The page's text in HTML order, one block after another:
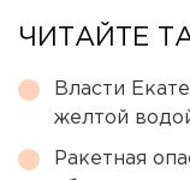
ЧИТАЙТЕ
Власти
желтой
Ракетная